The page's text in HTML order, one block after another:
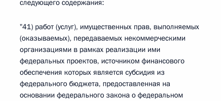
следующего содержания:
"41) работ (услуг), имущественных прав, выполняемых
(оказываемых), передаваемых некоммерческими
организациями в рамках реализации ими
федеральных проектов, источником финансового
обеспечения которых является субсидия из
федерального бюджета, предоставленная на
основании федерального закона о федеральном